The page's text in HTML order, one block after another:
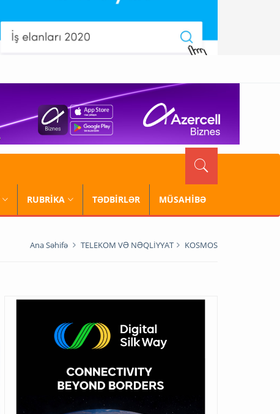
RUBRİKA TƏDBİRLƏR MÜSAHİBƏ
Ana Səhifə TELEKOM VƏ NƏQLİYYAT KOSMOS